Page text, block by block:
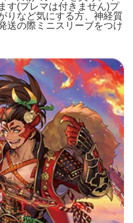
す(プレマは付きません)プ
りなど気にする方、神経質
送の際ミニスリーブをつけ